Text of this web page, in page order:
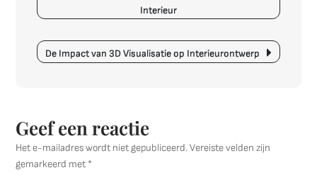
Interieur
De Impact van 3D Visualisatie op Interieurontwerp
Geef een reactie
Het e-mailadres wordt niet gepubliceerd. Vereiste velden zijn
gemarkeerd met *